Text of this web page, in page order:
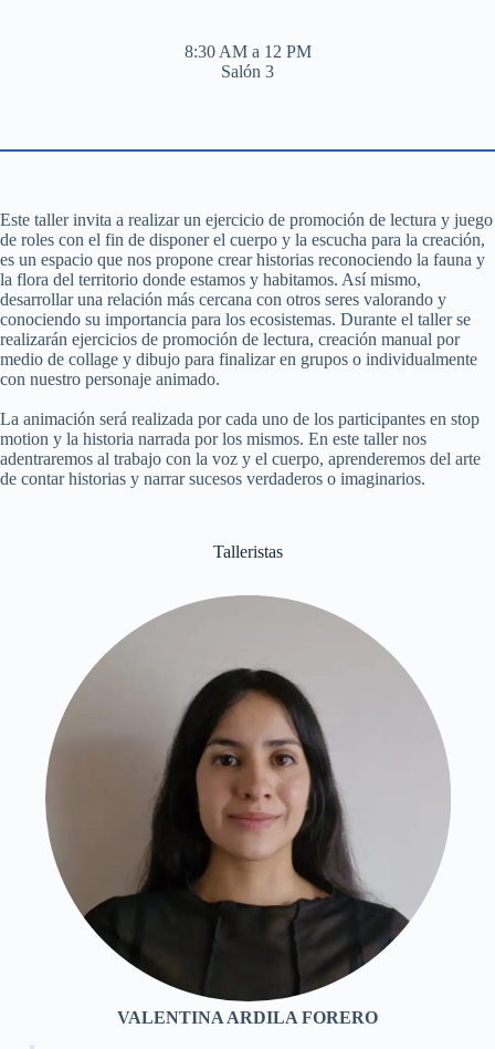
8:30 AM a 12 PM
Salón 3
Este taller invita a realizar un ejercicio de promoción de lectura y juego
de roles con el fin de disponer el cuerpo y la escucha para la creación,
es un espacio que nos propone crear historias reconociendo la fauna y
la flora del territorio donde estamos y habitamos. Así mismo,
desarrollar una relación más cercana con otros seres valorando y
conociendo su importancia para los ecosistemas. Durante el taller se
realizarán ejercicios de promoción de lectura, creación manual por
medio de collage y dibujo para finalizar en grupos o individualmente
con nuestro personaje animado.
La animación será realizada por cada uno de los participantes en stop
motion y la historia narrada por los mismos. En este taller nos
adentraremos al trabajo con la voz y el cuerpo, aprenderemos del arte
de contar historias y narrar sucesos verdaderos o imaginarios.
Talleristas
VALENTINA ARDILA FORERO